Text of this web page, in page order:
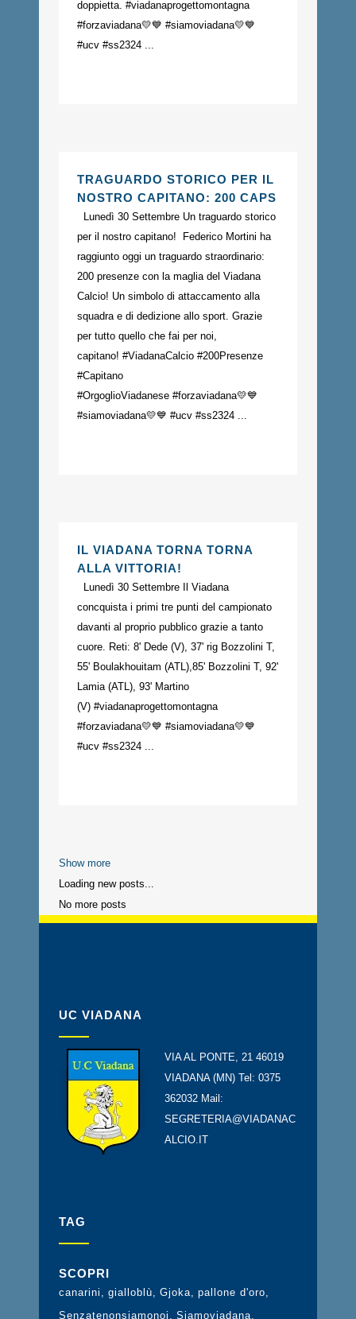
doppietta. #viadanaprogettomontagna
#forzaviadana💛💙 #siamoviadana💛💙
#ucv #ss2324 ...
TRAGUARDO STORICO PER IL
NOSTRO CAPITANO: 200 CAPS
Lunedì 30 Settembre Un traguardo storico
per il nostro capitano! Federico Mortini ha
raggiunto oggi un traguardo straordinario:
200 presenze con la maglia del Viadana
Calcio! Un simbolo di attaccamento alla
squadra e di dedizione allo sport. Grazie
per tutto quello che fai per noi,
capitano! #ViadanaCalcio #200Presenze
#Capitano
#OrgoglioViadanese #forzaviadana💛💙
#siamoviadana💛💙 #ucv #ss2324 ...
IL VIADANA TORNA TORNA
ALLA VITTORIA!
Lunedì 30 Settembre Il Viadana
concquista i primi tre punti del campionato
davanti al proprio pubblico grazie a tanto
cuore. Reti: 8' Dede (V), 37' rig Bozzolini T,
55' Boulakhouitam (ATL),85' Bozzolini T, 92'
Lamia (ATL), 93' Martino
(V) #viadanaprogettomontagna
#forzaviadana💛💙 #siamoviadana💛💙
#ucv #ss2324 ...
Show more
Loading new posts...
No more posts
UC VIADANA
VIA AL PONTE, 21 46019
VIADANA (MN) Tel: 0375
362032 Mail:
SEGRETERIA@VIADANAC
ALCIO.IT
TAG
SCOPRI
canarini gialloblù Gjoka pallone d'oro
Senzatenonsiamonoi
Siamoviadana